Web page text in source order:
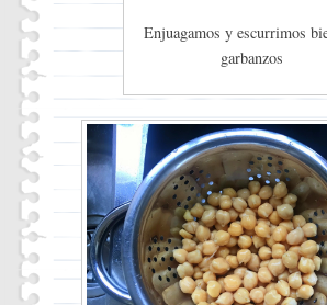
Enjuagamos y escurrimos
garbanzos